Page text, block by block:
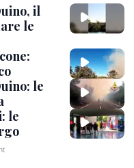
il
le
le
le